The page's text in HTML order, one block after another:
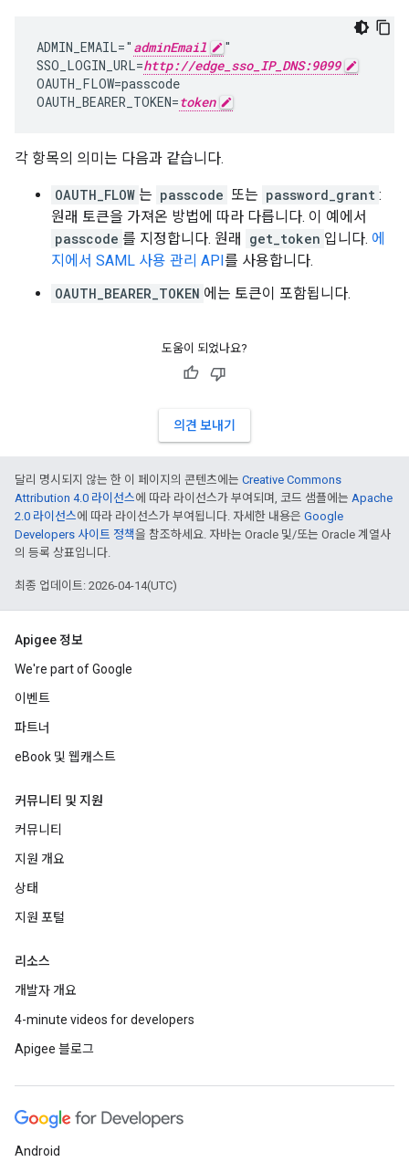
ADMIN_EMAIL=" adminEmail
"
SSO_LOGIN_URL=http://edge_sso_IP_DNS:9099
OAUTH_FLOW=passcode
OAUTH_BEARER_TOKEN=token
각 항목의 의미는 다음과 같습니다.
OAUTH_FLOW 는 passcode 또는 password_grant :
원래 토큰을 가져온 방법에 따라 다릅니다. 이 예에서
passcode 를 지정합니다. 원래 get_token 입니다. 에
지에서 SAML 사용 관리 API를 사용합니다.
OAUTH_BEARER_TOKEN 에는 토큰이 포함됩니다.
도움이 되었나요?
의견 보내기
달리 명시되지 않는 한 이 페이지의 콘텐츠에는 Creative Commons
Attribution 4.0 라이선스에 따라 라이선스가 부여되며, 코드 샘플에는 Apache
2.0 라이선스에 따라 라이선스가 부여됩니다. 자세한 내용은 Google
Developers 사이트 정책을 참조하세요. 자바는 Oracle 및/또는 Oracle 계열사
의 등록 상표입니다.
최종 업데이트: 2026-04-14(UTC)
Apigee 정보
We're part of Google
이벤트
파트너
eBook 및 웹캐스트
커뮤니티 및 지원
커뮤니티
지원 개요
상태
지원 포털
리소스
개발자 개요
4-minute videos for developers
Apigee 블로그
Android